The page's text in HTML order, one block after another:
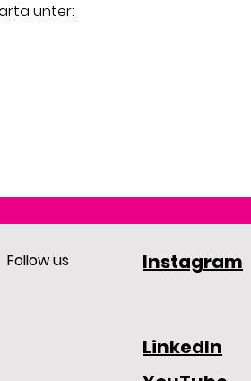
unter:
Follow us Instagram
LinkedIn